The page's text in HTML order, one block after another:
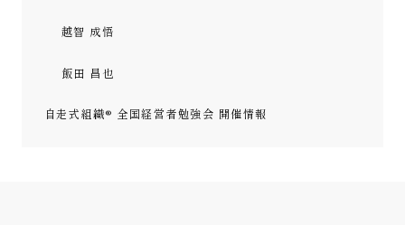
越智 成悟
飯田 昌也
自走式組織® 全国経営者勉強会 開催情報